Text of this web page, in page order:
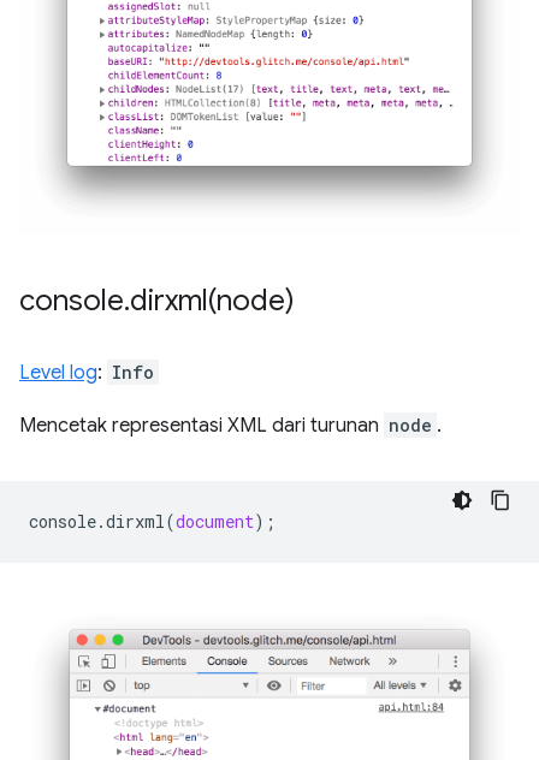
console.dirxml(node)
Level log: Info
Mencetak representasi XML dari turunan node .
console.dirxml(document);